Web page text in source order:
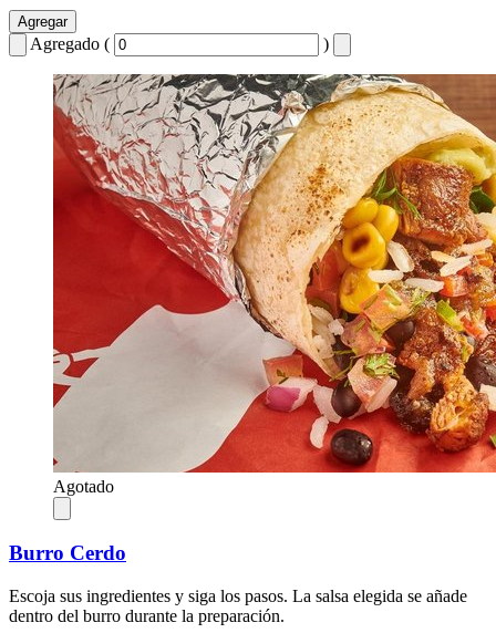
Agregar
Agregado ( )
Agotado
Burro Cerdo
Escoja sus ingredientes y siga los pasos. La salsa elegida se añade
dentro del burro durante la preparación.